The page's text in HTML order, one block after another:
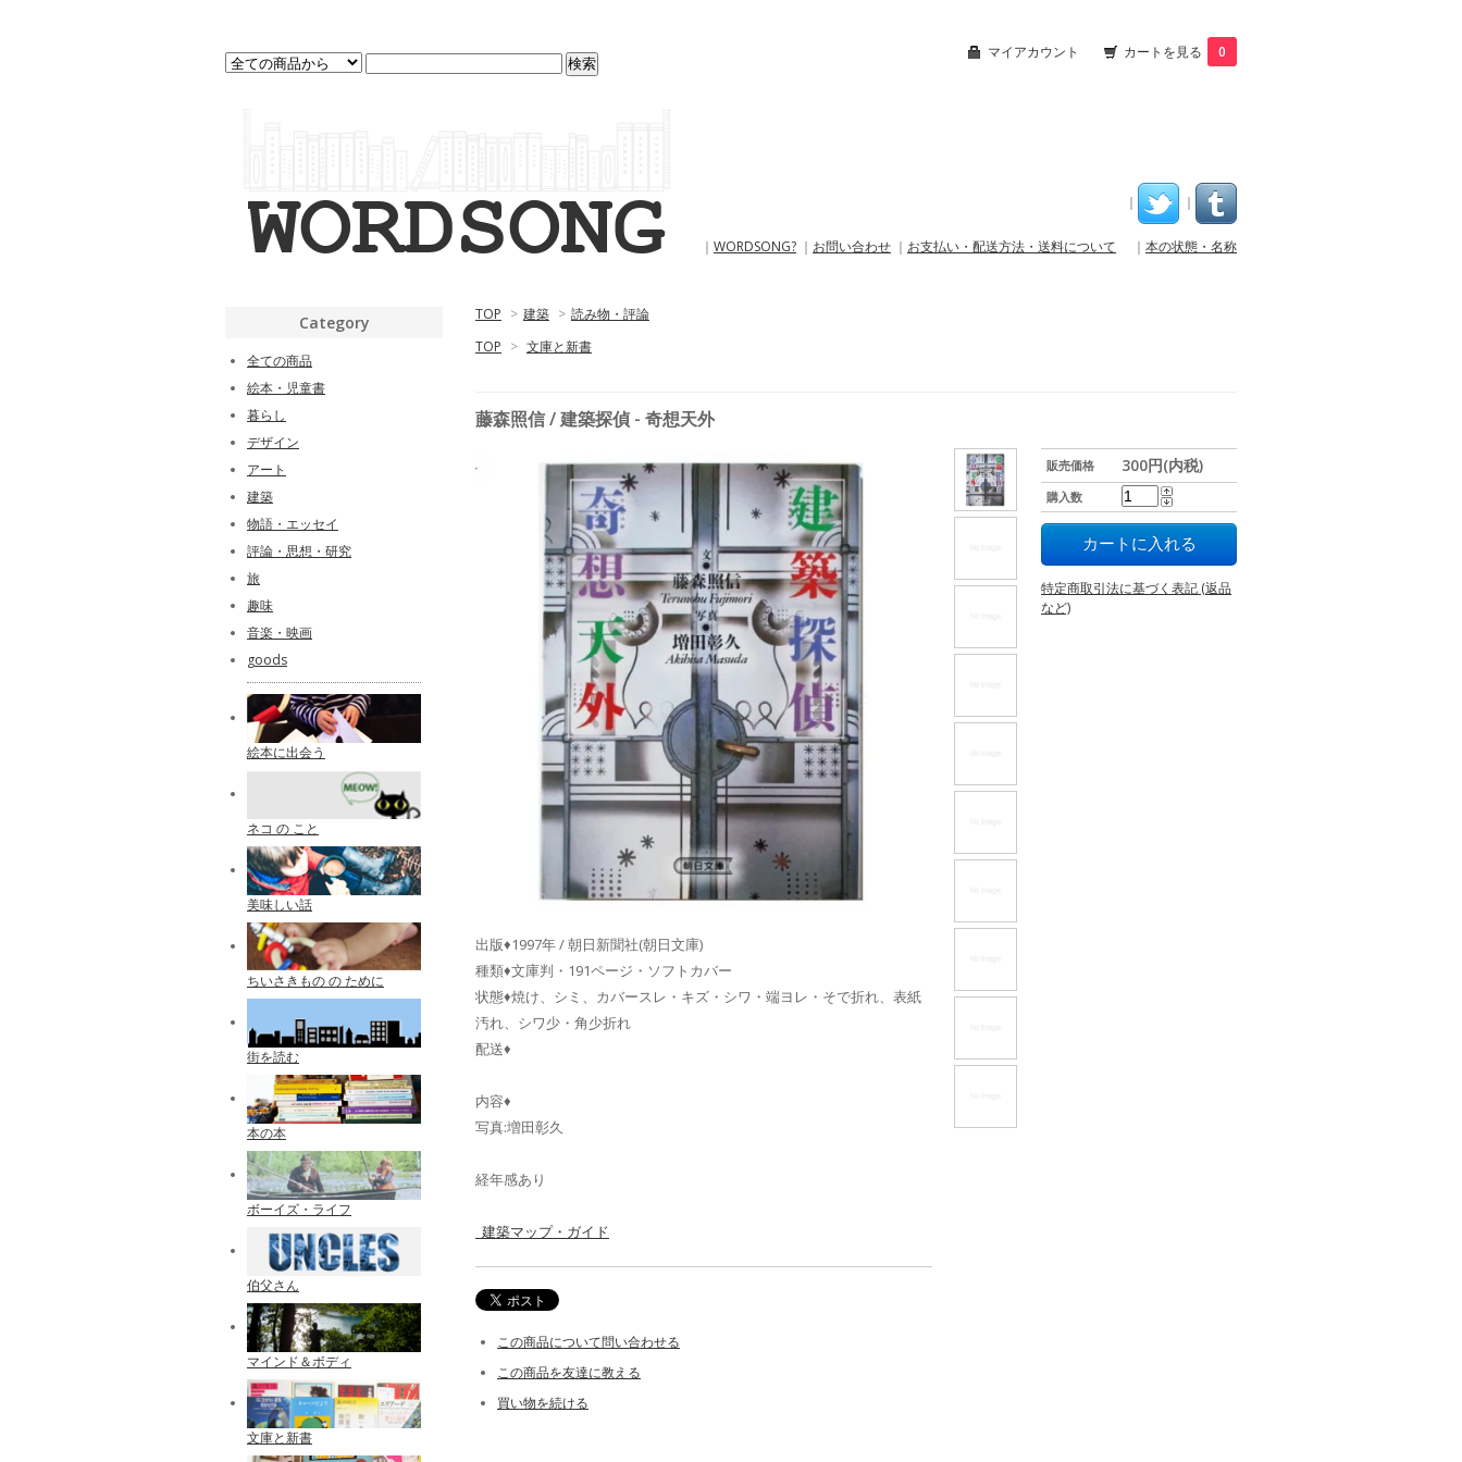
マイアカウント カートを見る 0
｜ ｜
｜ WORDSONG? ｜ お問い合わせ ｜ お支払い・配送方法・送料について ｜ 本の状態・名称
TOP > 建築 > 読み物・評論
TOP > 文庫と新書
藤森照信 / 建築探偵 - 奇想天外
販売価格 300円(内税)
購入数
特定商取引法に基づく表記 (返品
など)
出版♦1997年 / 朝日新聞社(朝日文庫)
種類♦文庫判・191ページ・ソフトカバー
状態♦焼け、シミ、カバースレ・キズ・シワ・端ヨレ・そで折れ、表紙
汚れ、シワ少・角少折れ
配送♦
内容♦
写真:増田彰久
経年感あり
_建築マップ・ガイド
この商品について問い合わせる
この商品を友達に教える
買い物を続ける
Category
全ての商品
絵本・児童書
暮らし
デザイン
アート
建築
物語・エッセイ
評論・思想・研究
旅
趣味
音楽・映画
goods
絵本に出会う
ネコ の こと
美味しい話
ちいさきもの の ために
街を読む
本の本
ボーイズ・ライフ
伯父さん
マインド＆ボディ
文庫と新書